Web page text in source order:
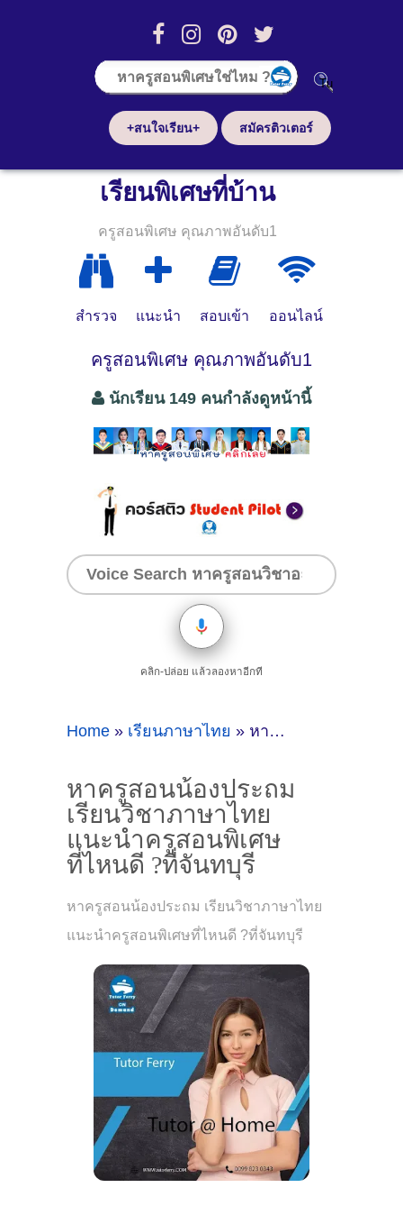
+สนใจเรียน+ สมัครติวเตอร์
เรียนพิเศษที่บ้าน
ครูสอนพิเศษ คุณภาพอันดับ1
สำรวจ แนะนำ สอบเข้า ออนไลน์
ครูสอนพิเศษ คุณภาพอันดับ1
นักเรียน 149 คนกำลังดูหน้านี้
คลิก-ปล่อย แล้วลองหาอีกที
Home » เรียนภาษาไทย » หาครูสอนน้องประถม เรียนวิชาภาษาไทยแนะนำครูสอนพิเศษที่ไหนดี ?ที่จันทบุรี
หาครูสอนน้องประถม
เรียนวิชาภาษาไทย
แนะนำครูสอนพิเศษ
ที่ไหนดี ?ที่จันทบุรี
หาครูสอนน้องประถม เรียนวิชาภาษาไทย
แนะนำครูสอนพิเศษที่ไหนดี ?ที่จันทบุรี